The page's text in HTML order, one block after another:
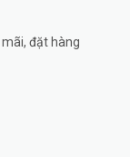
đặt hàng